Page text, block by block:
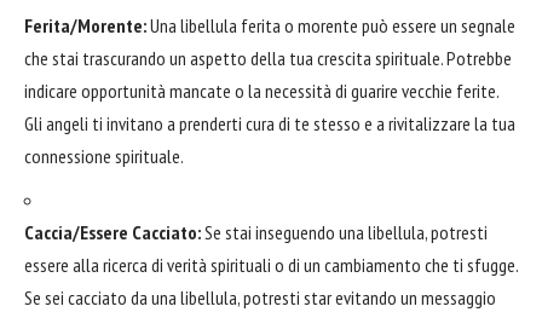
Ferita/Morente:Una libellula ferita o morente può essere un segnale
che stai trascurando un aspetto della tua crescita spirituale. Potrebbe
indicare opportunità mancate o la necessità di guarire vecchie ferite.
Gli angeli ti invitano a prenderti cura di te stesso e a rivitalizzare la tua
connessione spirituale.
Caccia/Essere Cacciato:Se stai inseguendo una libellula, potresti
essere alla ricerca di verità spirituali o di un cambiamento che ti sfugge.
Se sei cacciato da una libellula, potresti star evitando un messaggio